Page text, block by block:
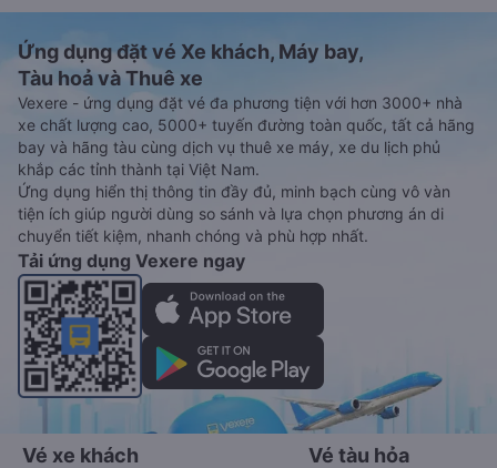
Ứng dụng đặt vé Xe khách, Máy bay,
Tàu hoả và Thuê xe
Vexere - ứng dụng đặt vé đa phương tiện với hơn 3000+ nhà
xe chất lượng cao, 5000+ tuyến đường toàn quốc, tất cả hãng
bay và hãng tàu cùng dịch vụ thuê xe máy, xe du lịch phủ
khắp các tỉnh thành tại Việt Nam.
Ứng dụng hiển thị thông tin đầy đủ, minh bạch cùng vô vàn
tiện ích giúp người dùng so sánh và lựa chọn phương án di
chuyển tiết kiệm, nhanh chóng và phù hợp nhất.
Tải ứng dụng Vexere ngay
Vé xe khách Vé tàu hỏa